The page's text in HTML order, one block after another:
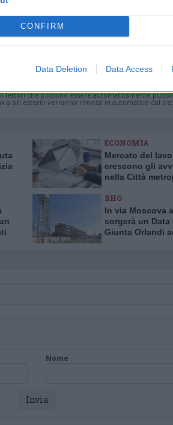
CONFIRM
Data Deletion Data Access
Il contenuto di questo commento esprime il
che rimane autonoma e indipendente. I messaggi
lettori che possono essere automaticamente
siti esterni verranno rimossi in automatico dal
ECONOMIA
Mercato del
crescono gli
nella Città
RHO
In via Moscova
sorgerà un Data
Giunta Orlandi
Nome